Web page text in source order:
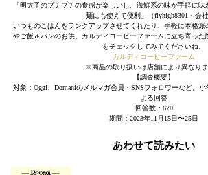
「明太子のプチプチの食感が楽しいし、海鮮系の味が手軽に
麺にも使えて便利」（flyhigh8301・会社
いつものごはんをランクアップさせてくれたり、手軽に本格
やご飯＆パンのお供。カルディコーヒーファームに立ち寄った
をチェックしてみてくださいね。
カルディコーヒーファーム
※商品の取り扱いは店舗により異なりま
【調査概要】
対象：Oggi、Domaniのメルマガ会員・SNSフォロワーなど。
よる回答
回答数：670
期間：2023年11月15日〜25日
あわせて読みたい